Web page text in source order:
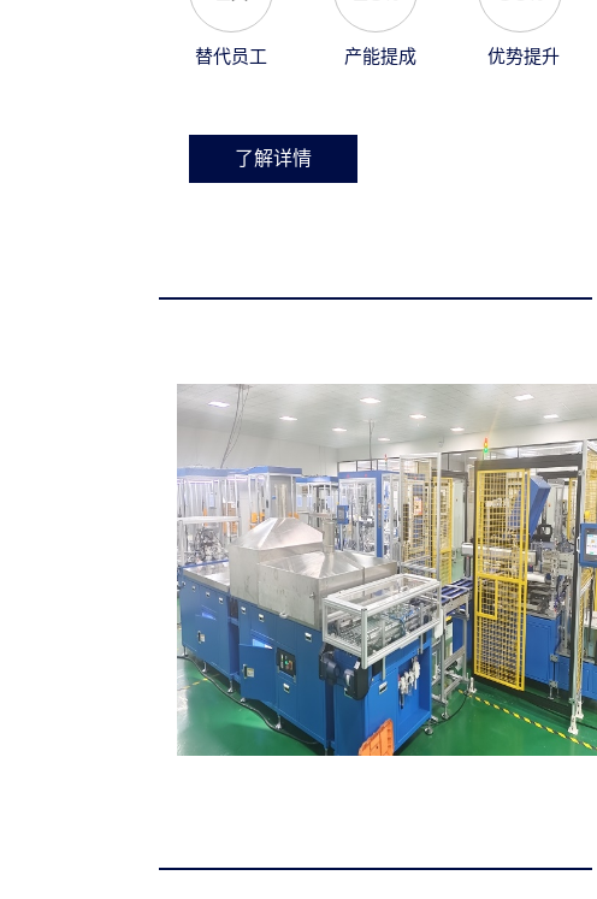
替代员工 产能提成 优势提升
了解详情